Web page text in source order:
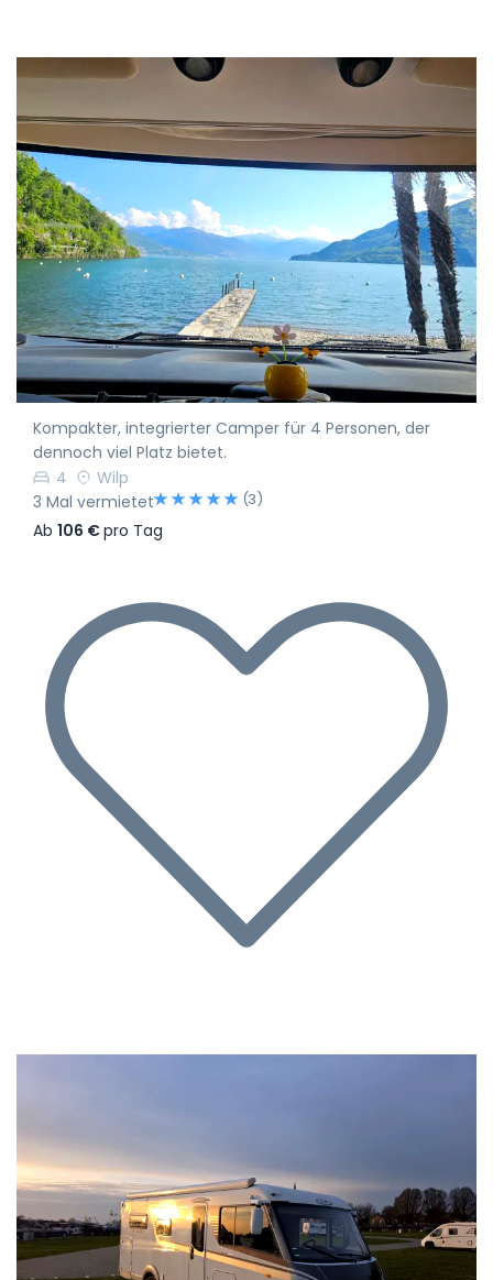
Kompakter, integrierter Camper für 4 Personen, der
dennoch viel Platz bietet.
4
Wilp
3 Mal vermietet
(3)
Ab 106 €pro Tag